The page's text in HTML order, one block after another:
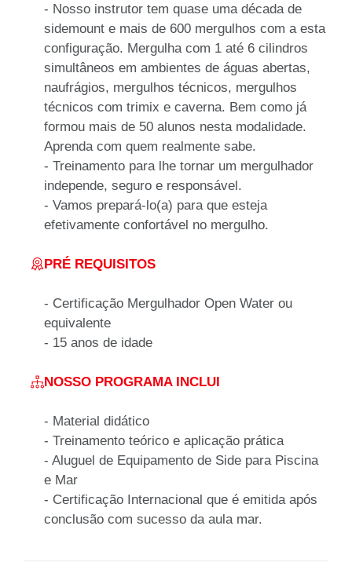
- Nosso instrutor tem quase uma década de
sidemount e mais de 600 mergulhos com a esta
configuração. Mergulha com 1 até 6 cilindros
simultâneos em ambientes de águas abertas,
naufrágios, mergulhos técnicos, mergulhos
técnicos com trimix e caverna. Bem como já
formou mais de 50 alunos nesta modalidade.
Aprenda com quem realmente sabe.
- Treinamento para lhe tornar um mergulhador
independe, seguro e responsável.
- Vamos prepará-lo(a) para que esteja
efetivamente confortável no mergulho.
PRÉ REQUISITOS
- Certificação Mergulhador Open Water ou
equivalente
- 15 anos de idade
NOSSO PROGRAMA INCLUI
- Material didático
- Treinamento teórico e aplicação prática
- Aluguel de Equipamento de Side para Piscina
e Mar
- Certificação Internacional que é emitida após
conclusão com sucesso da aula mar.